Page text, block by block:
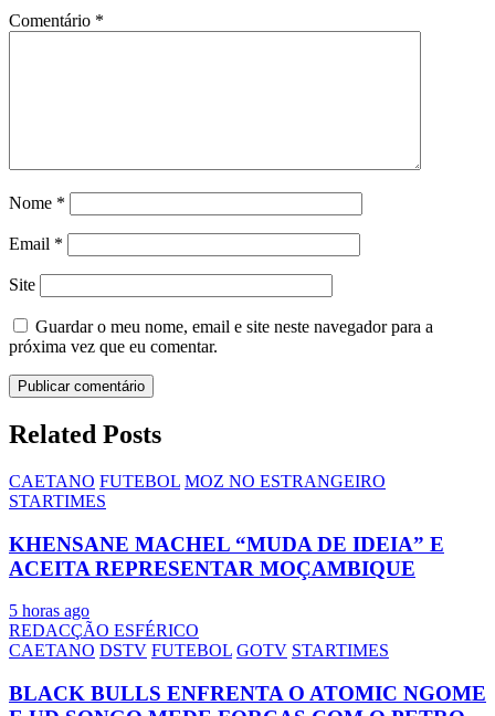
Comentário *
Nome *
Email *
Site
Guardar o meu nome, email e site neste navegador para a
próxima vez que eu comentar.
Related Posts
CAETANO FUTEBOL MOZ NO ESTRANGEIRO
STARTIMES
KHENSANE MACHEL “MUDA DE IDEIA” E
ACEITA REPRESENTAR MOÇAMBIQUE
5 horas ago
REDACÇÃO ESFÉRICO
CAETANO DSTV FUTEBOL GOTV STARTIMES
BLACK BULLS ENFRENTA O ATOMIC NGOME